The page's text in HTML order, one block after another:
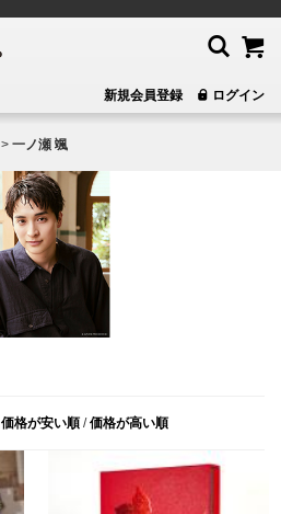
新規会員登録 ログイン
> 一ノ瀬 颯
価格が安い順 /価格が高い順